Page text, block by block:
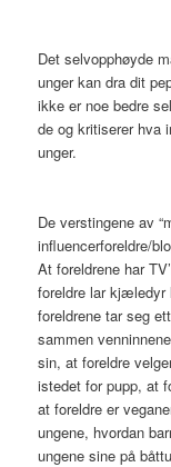
Det selvopphøyde
unger kan dra dit
ikke er noe bedre
de og kritiserer hva
unger.
De verstingene av
influencerforeldre/
At foreldrene har
foreldre lar kjæledyr
foreldrene tar seg
sammen
sin, at foreldre
istedet for pupp, at
at foreldre er
ungene, hvordan
ungene sine på